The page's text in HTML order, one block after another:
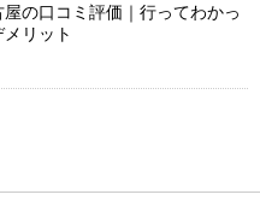
の口コミ評価｜行ってわかっ
リット